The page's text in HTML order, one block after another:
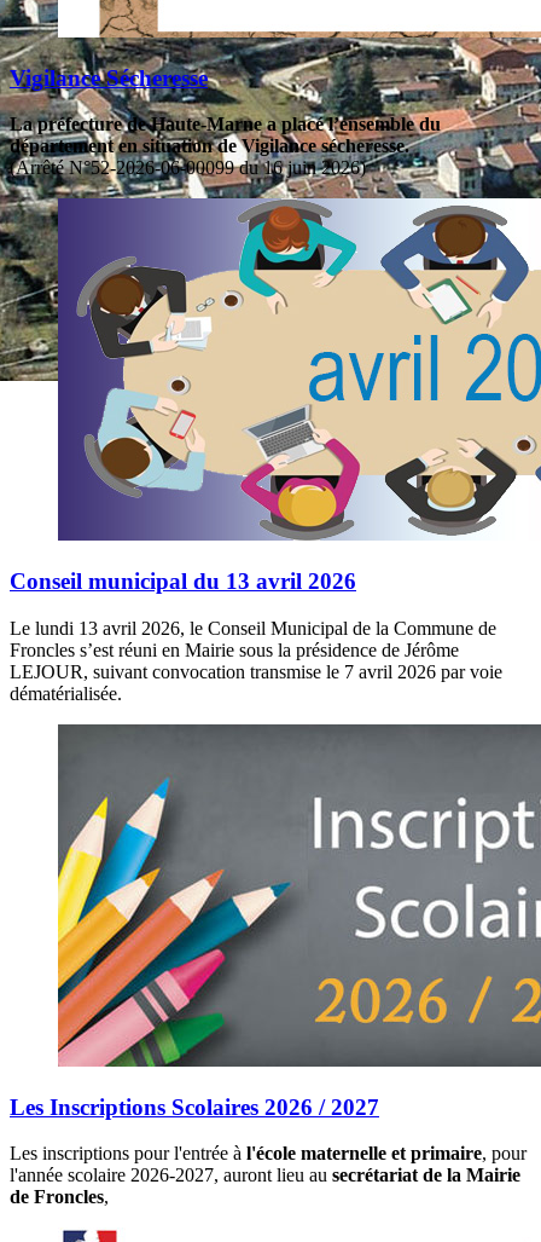
Vigilance Sécheresse
La préfecture de Haute-Marne a placé l’ensemble du
département en situation de Vigilance sécheresse.
(Arrêté N°52-2026-06-00099 du 16 juin 2026)
Conseil municipal du 13 avril 2026
Le lundi 13 avril 2026, le Conseil Municipal de la Commune de
Froncles s’est réuni en Mairie sous la présidence de Jérôme
LEJOUR, suivant convocation transmise le 7 avril 2026 par voie
dématérialisée.
Les Inscriptions Scolaires 2026 / 2027
Les inscriptions pour l'entrée à l'école maternelle et primaire, pour
l'année scolaire 2026-2027, auront lieu au secrétariat de la Mairie
de Froncles,